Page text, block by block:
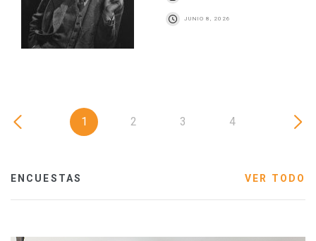
JUNIO 8, 2026
1 2 3 4
ENCUESTAS VER TODO